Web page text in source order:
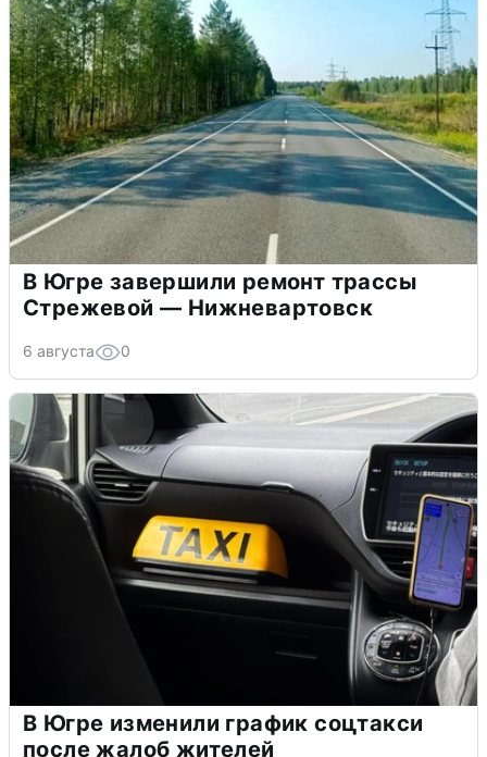
В Югре завершили ремонт трассы
Стрежевой — Нижневартовск
6 августа 0
В Югре изменили график соцтакси
после жалоб жителей